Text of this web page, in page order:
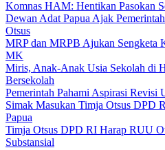
Komnas HAM: Hentikan Pasokan
Dewan Adat Papua Ajak
Otsus
MRP dan MRPB Ajukan Sengketa
MK
Miris, Anak-Anak Usia Sekolah di
Bersekolah
Pemerintah Pahami Aspirasi Revisi
Simak Masukan Timja Otsus DPD
Papua
Timja Otsus DPD RI Harap RUU
Substansial